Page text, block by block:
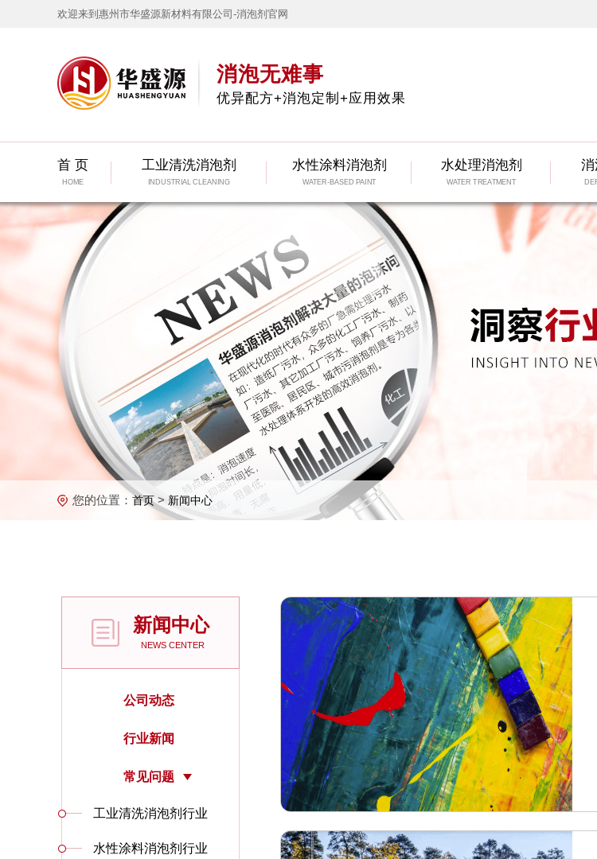
欢迎来到惠州市华盛源新材料有限公司-消泡剂官网
消泡无难事
优异配方+消泡定制+应用效果
首 页
HOME
工业清洗消泡剂
INDUSTRIAL CLEANING
水性涂料消泡剂
WATER-BASED PAINT
水处理消泡剂
WATER TREATMENT
您的位置： 首页> 新闻中心
新闻中心
NEWS CENTER
公司动态
行业新闻
常见问题
工业清洗消泡剂行业
水性涂料消泡剂行业